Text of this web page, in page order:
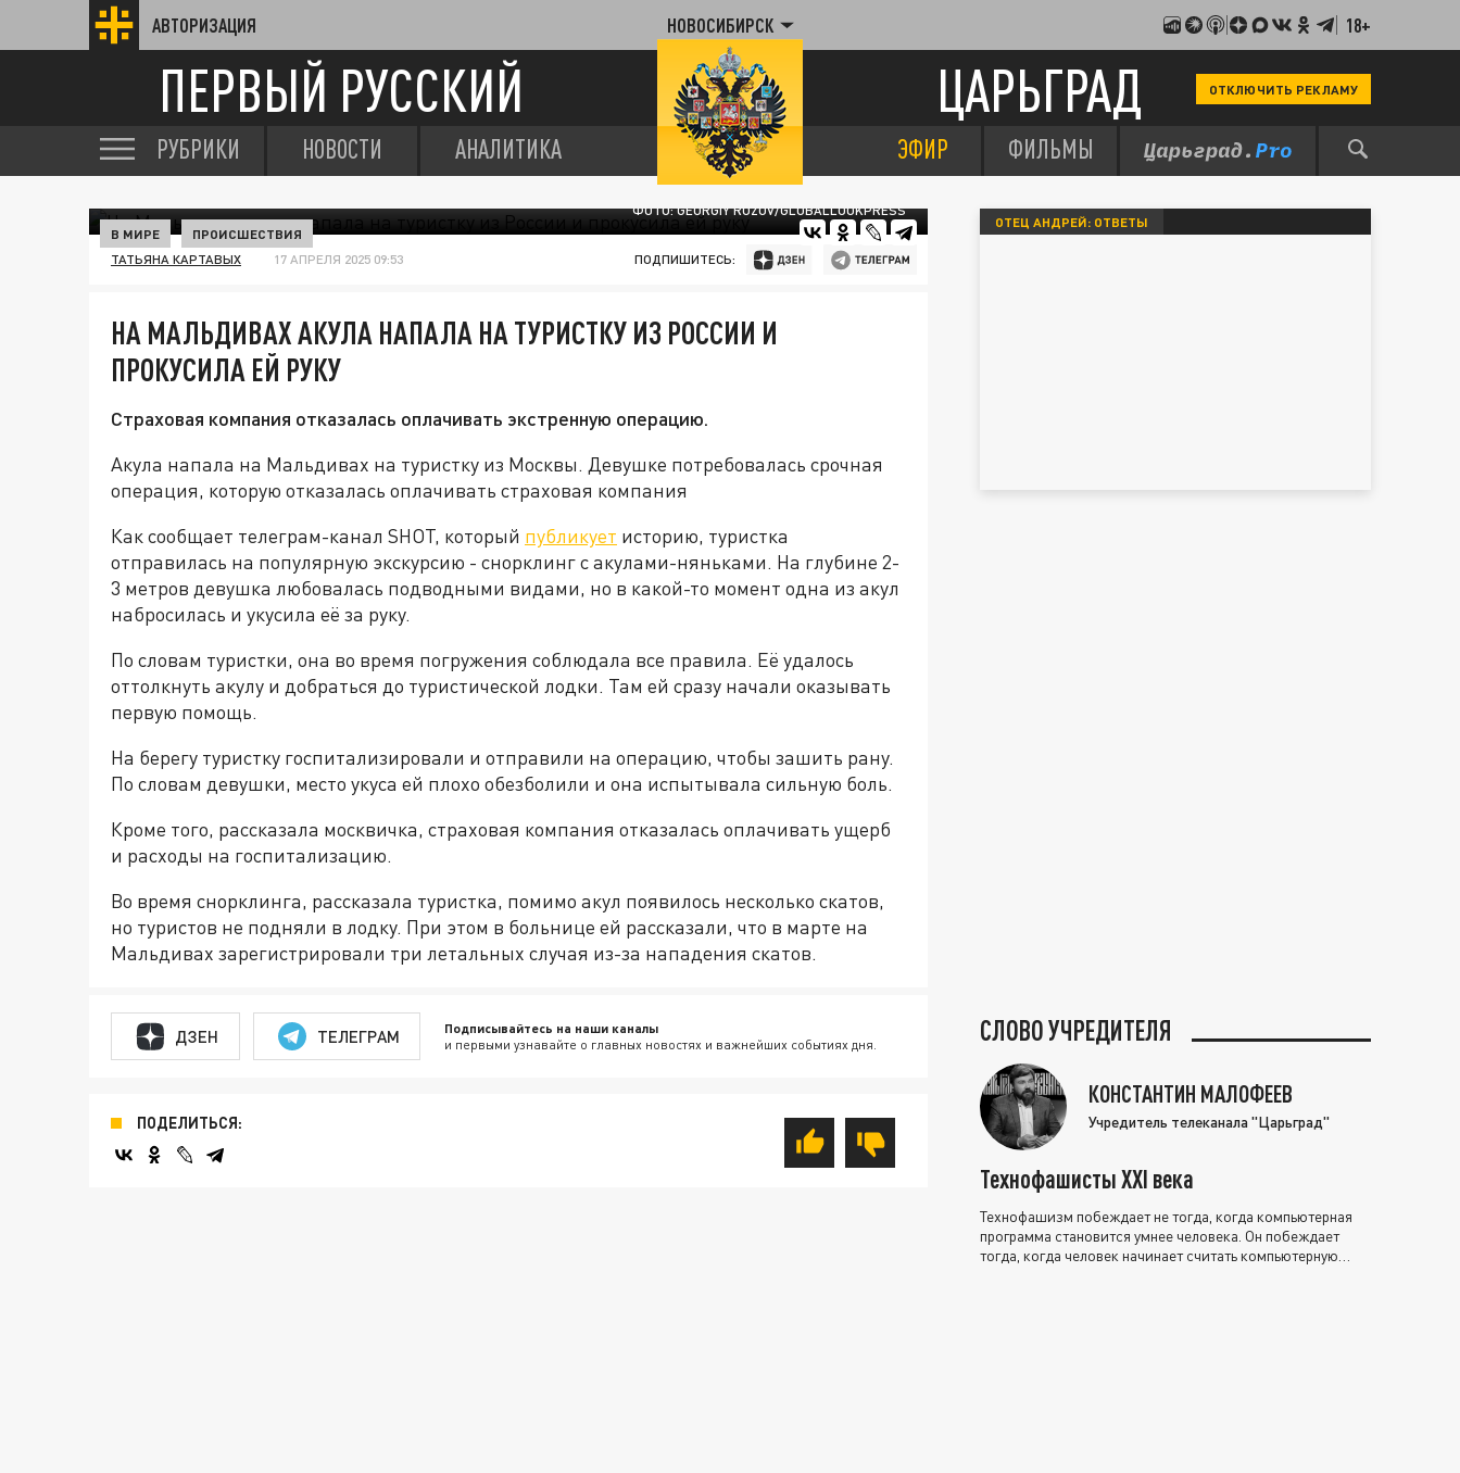
АВТОРИЗАЦИЯ НОВОСИБИРСК 18+
ПЕРВЫЙ РУССКИЙ ЦАРЬГРАД ОТКЛЮЧИТЬ РЕКЛАМУ
РУБРИКИ НОВОСТИ АНАЛИТИКА ЭФИР ФИЛЬМЫ
ФОТО: GEORGIY ROZOV/GLOBALLOOKPRESS
В МИРЕ ПРОИСШЕСТВИЯ
ТАТЬЯНА КАРТАВЫХ 17 АПРЕЛЯ 2025 09:53 ПОДПИШИТЕСЬ:
НА МАЛЬДИВАХ АКУЛА НАПАЛА НА ТУРИСТКУ ИЗ РОССИИ И
ПРОКУСИЛА ЕЙ РУКУ
Страховая компания отказалась оплачивать экстренную операцию.
Акула напала на Мальдивах на туристку из Москвы. Девушке потребовалась срочная
операция, которую отказалась оплачивать страховая компания
Как сообщает телеграм-канал SHOT, который публикует историю, туристка
отправилась на популярную экскурсию - снорклинг с акулами-няньками. На глубине 2-
3 метров девушка любовалась подводными видами, но в какой-то момент одна из акул
набросилась и укусила её за руку.
По словам туристки, она во время погружения соблюдала все правила. Её удалось
оттолкнуть акулу и добраться до туристической лодки. Там ей сразу начали оказывать
первую помощь.
На берегу туристку госпитализировали и отправили на операцию, чтобы зашить рану.
По словам девушки, место укуса ей плохо обезболили и она испытывала сильную боль.
Кроме того, рассказала москвичка, страховая компания отказалась оплачивать ущерб
и расходы на госпитализацию.
Во время снорклинга, рассказала туристка, помимо акул появилось несколько скатов,
но туристов не подняли в лодку. При этом в больнице ей рассказали, что в марте на
Мальдивах зарегистрировали три летальных случая из-за нападения скатов.
ДЗЕН ТЕЛЕГРАМ Подписывайтесь на наши каналы
и первыми узнавайте о главных новостях и важнейших событиях дня.
ПОДЕЛИТЬСЯ:
ОТЕЦ АНДРЕЙ: ОТВЕТЫ
СЛОВО УЧРЕДИТЕЛЯ
КОНСТАНТИН МАЛОФЕЕВ
Учредитель телеканала "Царьград"
Технофашисты XXI века
Технофашизм побеждает не тогда, когда компьютерная
программа становится умнее человека. Он побеждает
тогда, когда человек начинает считать компьютерную